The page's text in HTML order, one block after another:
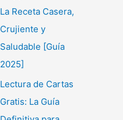
La Receta Casera,
Crujiente y
Saludable [Guía
2025]
Lectura de Cartas
Gratis: La Guía